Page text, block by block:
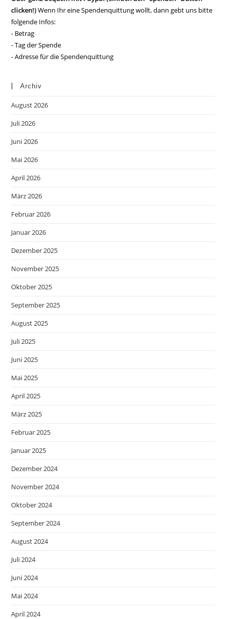
clicken!)Wenn Ihr eine Spendenquittung wollt, dann gebt uns bitte
folgende Infos:
- Betrag
- Tag der Spende
- Adresse für die Spendenquittung
Archiv
August 2026
Juli 2026
Juni 2026
Mai 2026
April 2026
März 2026
Februar 2026
Januar 2026
Dezember 2025
November 2025
Oktober 2025
September 2025
August 2025
Juli 2025
Juni 2025
Mai 2025
April 2025
März 2025
Februar 2025
Januar 2025
Dezember 2024
November 2024
Oktober 2024
September 2024
August 2024
Juli 2024
Juni 2024
Mai 2024
April 2024